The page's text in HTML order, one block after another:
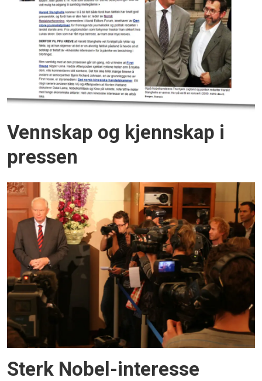
Vennskap og kjennskap i
pressen
Sterk Nobel-interesse